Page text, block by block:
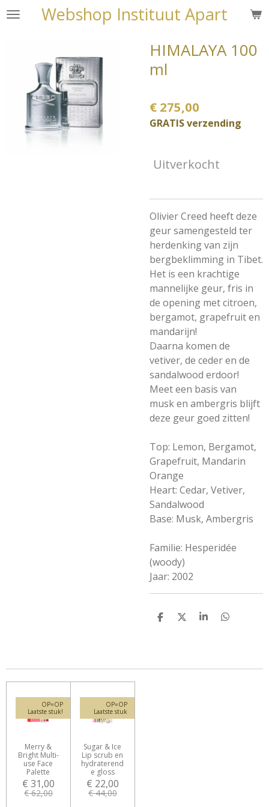
Ga
hoofdinhoud
Webshop Instituut Apart
HIMALAYA 100
ml
€ 275,00
GRATIS verzending
Uitverkocht
Olivier Creed heeft deze
geur samengesteld ter
herdenking van zijn
bergbeklimming in Tibet.
Het is een krachtige
mannelijke geur, fris in
de opening met citroen,
bergamot, grapefruit en
mandarijn!
Daarna komen de
vetiver, de ceder en de
sandalwood erdoor!
Meet een basis van
musk en ambergris blijft
deze geur goed zitten!
Top: Lemon, Bergamot,
Grapefruit, Mandarin
Orange
Heart: Cedar, Vetiver,
Sandalwood
Base: Musk, Ambergris
Familie: Hesperidée
(woody)
Jaar: 2002
D
D
S
D
OP=OP
Laatste stuk!
Merry &
Bright Multi-
use Face
Palette
€ 31,00
€ 62,00
OP=OP
Laatste stuk
Sugar & Ice
Lip scrub en
hydraterend
e gloss
€ 22,00
€ 44,00